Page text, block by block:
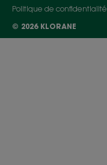
Politique de confidentialité
© 2026 KLORANE